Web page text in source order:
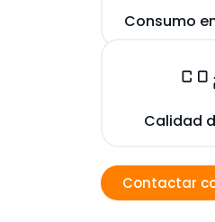
Consumo
Calidad
Contactar